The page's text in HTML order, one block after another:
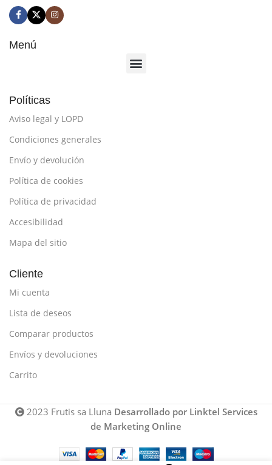
Menú
Políticas
Aviso legal y LOPD
Condiciones generales
Envío y devolución
Política de cookies
Política de privacidad
Accesibilidad
Mapa del sitio
Cliente
Mi cuenta
Lista de deseos
Comparar productos
Envíos y devoluciones
Carrito
2023 Frutis sa Lluna Desarrollado por Linktel Services
de Marketing Online